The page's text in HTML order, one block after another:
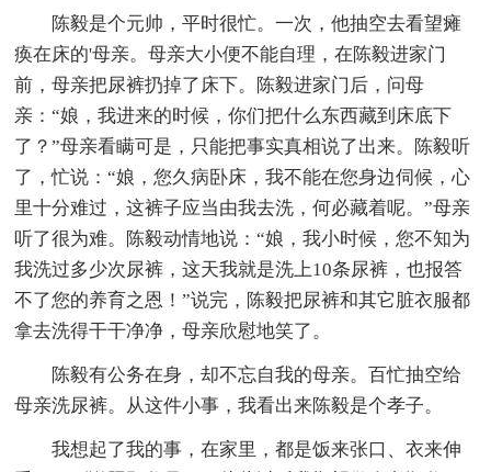
陈毅是个元帅，平时很忙。一次，他抽空去看望瘫
痪在床的'母亲。母亲大小便不能自理，在陈毅进家门
前，母亲把尿裤扔掉了床下。陈毅进家门后，问母
亲：“娘，我进来的时候，你们把什么东西藏到床底下
了？”母亲看瞒可是，只能把事实真相说了出来。陈毅听
了，忙说：“娘，您久病卧床，我不能在您身边伺候，心
里十分难过，这裤子应当由我去洗，何必藏着呢。”母亲
听了很为难。陈毅动情地说：“娘，我小时候，您不知为
我洗过多少次尿裤，这天我就是洗上10条尿裤，也报答
不了您的养育之恩！”说完，陈毅把尿裤和其它脏衣服都
拿去洗得干干净净，母亲欣慰地笑了。
陈毅有公务在身，却不忘自我的母亲。百忙抽空给
母亲洗尿裤。从这件小事，我看出来陈毅是个孝子。
我想起了我的事，在家里，都是饭来张口、衣来伸